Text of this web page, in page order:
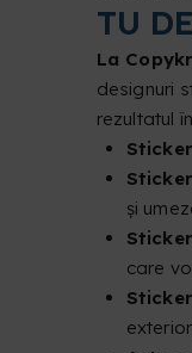
TU
La
designuri
rezultatul
și
care